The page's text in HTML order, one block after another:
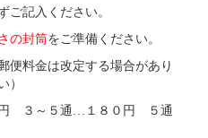
記入ください。
の封筒をご準備ください。
金は改定する場合があり
３～５通 … １８０円 ５通